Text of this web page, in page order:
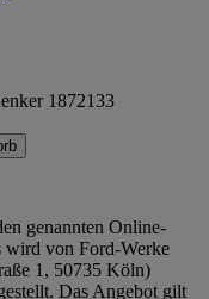
1872133
genannten Online-
wird von Ford-Werke
1, 50735 Köln)
Das Angebot gilt